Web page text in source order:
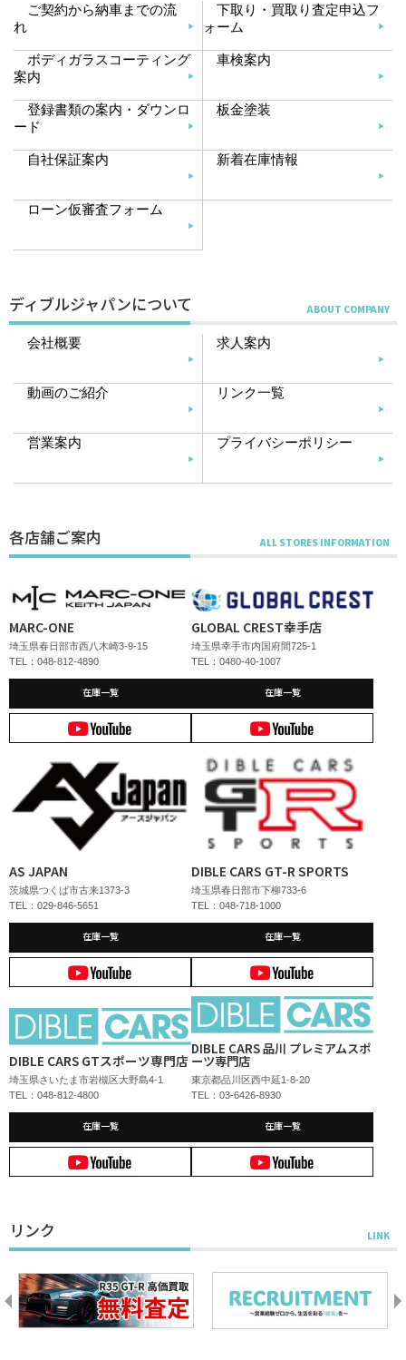
ご契約から納車までの流
れ
下取り・買取り査定申込フ
ォーム
ボディガラスコーティング
案内
車検案内
登録書類の案内・ダウンロ
ード
板金塗装
自社保証案内 新着在庫情報
ローン仮審査フォーム
ディブルジャパンについて
会社概要 求人案内
動画のご紹介 リンク一覧
営業案内 プライバシーポリシー
各店舗ご案内
MARC-ONE
埼玉県春日部市西八木崎3-9-15
TEL：048-812-4890
在庫一覧
GLOBAL CREST幸手店
埼玉県幸手市内国府間725-1
TEL：0480-40-1007
在庫一覧
AS JAPAN
茨城県つくば市古来1373-3
TEL：029-846-5651
在庫一覧
DIBLE CARS GT-R SPORTS
埼玉県春日部市下柳733-6
TEL：048-718-1000
在庫一覧
DIBLE CARS GTスポーツ専門店
埼玉県さいたま市岩槻区大野島4-1
TEL：048-812-4800
在庫一覧
DIBLE CARS 品川 プレミアムスポ
ーツ専門店
東京都品川区西中延1-8-20
TEL：03-6426-8930
在庫一覧
リンク